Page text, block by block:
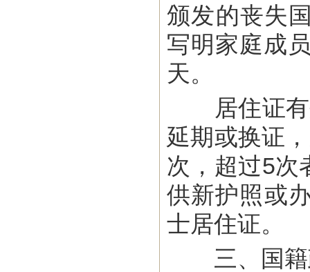
颁发的丧失
写明家庭成
天。
居住证有
延期或换证
次，超过5次
供新护照或
士居住证。
三、国籍